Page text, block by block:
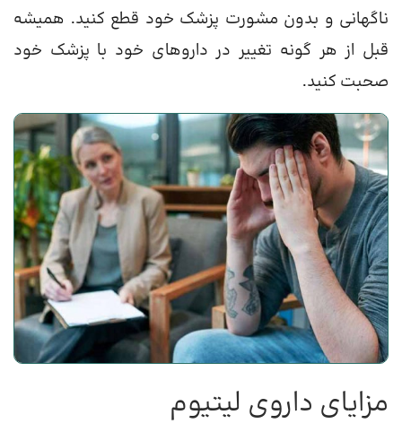
ناگهانی و بدون مشورت پزشک خود قطع کنید. همیشه
قبل از هر گونه تغییر در داروهای خود با پزشک خود
صحبت کنید.
مزایای داروی لیتیوم